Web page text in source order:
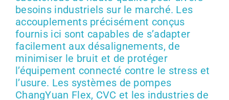
besoins industriels sur le marché. Les
accouplements précisément conçus
fournis ici sont capables de s’adapter
facilement aux désalignements, de
minimiser le bruit et de protéger
l’équipement connecté contre le stress et
l’usure. Les systèmes de pompes
ChangYuan Flex, CVC et les industries de